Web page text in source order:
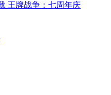
王牌战争：七周年庆